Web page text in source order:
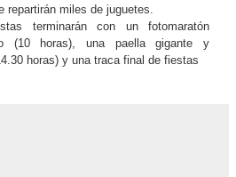
miles de juguetes.
terminarán con un fotomaratón
(10 horas), una paella gigante y
horas) y una traca final de fiestas